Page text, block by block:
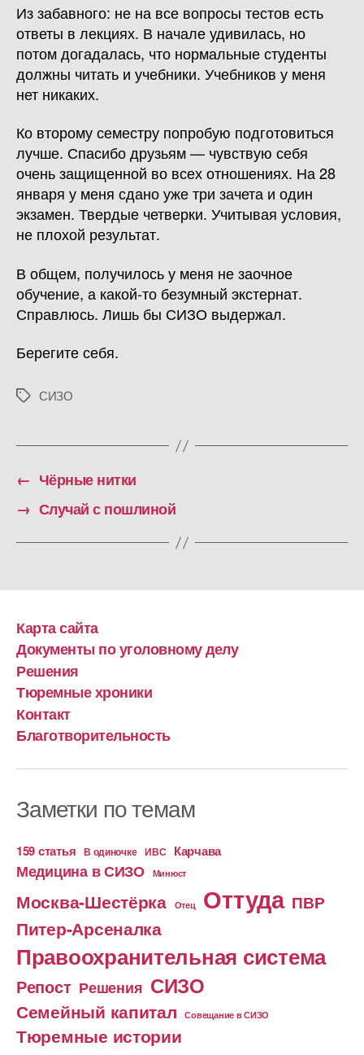
Из забавного: не на все вопросы тестов есть
ответы в лекциях. В начале удивилась, но
потом догадалась, что нормальные студенты
должны читать и учебники. Учебников у меня
нет никаких.
Ко второму семестру попробую подготовиться
лучше. Спасибо друзьям — чувствую себя
очень защищенной во всех отношениях. На 28
января у меня сдано уже три зачета и один
экзамен. Твердые четверки. Учитывая условия,
не плохой результат.
В общем, получилось у меня не заочное
обучение, а какой-то безумный экстернат.
Справлюсь. Лишь бы СИЗО выдержал.
Берегите себя.
МеткиСИЗО
← Чёрные нитки
→ Случай с пошлиной
Карта сайта
Документы по уголовному делу
Решения
Тюремные хроники
Контакт
Благотворительность
Заметки по темам
159 статья В одиночке ИВС Карчава
Медицина в СИЗО Минюст
Москва-Шестёрка Отец Оттуда ПВР
Питер-Арсеналка
Правоохранительная система
Репост Решения СИЗО
Семейный капитал Совещание в СИЗО
Тюремные истории